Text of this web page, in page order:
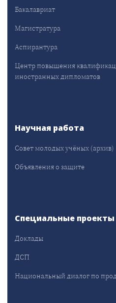
Бакалавриат
Магистратура
Аспирантура
Центр повышения
иностранных дипломатов
Научная работа
Совет молодых учёных (архив)
Объявления о защите
Специальные проекты
Доклады
ДСП
Национальный диалог по